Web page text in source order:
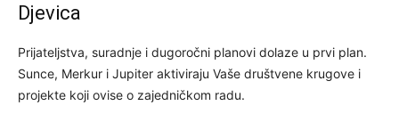
Djevica
Prijateljstva, suradnje i dugoročni planovi dolaze u prvi plan.
Sunce, Merkur i Jupiter aktiviraju Vaše društvene krugove i
projekte koji ovise o zajedničkom radu.